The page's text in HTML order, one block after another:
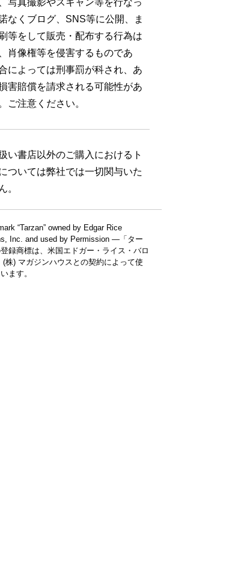
写真撮影やスキャン等を行なっ
なくブログ、SNS等に公開、ま
等をして販売・配布する行為は
肖像権等を侵害するものであ
によっては刑事罰が科され、あ
害賠償を請求される可能性があ
ご注意ください。
い書店以外のご購入におけるト
ついては弊社では一切関与いた
。
“Tarzan” owned by Edgar Rice
Inc. and used by Permission —「ター
録商標は、米国エドガー・ライス・バロ
(株) マガジンハウスとの契約によって使
ます。